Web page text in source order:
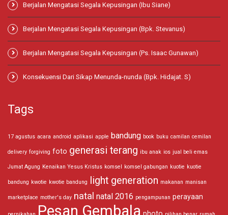
Berjalan Mengatasi Segala Kepusingan (Ibu Siane)
Berjalan Mengatasi Segala Kepusingan (Bpk. Stevanus)
Berjalan Mengatasi Segala Kepusingan (Ps. Isaac Gunawan)
Konsekuensi Dari Sikap Menunda-nunda (Bpk. Hidajat. S)
Tags
17 agustus acara android aplikasi apple bandung book buku camilan cemilan
delivery forgiving foto generasi terang ibu anak ios jual beli emas
Jumat Agung Kenaikan Yesus Kristus komsel komsel gabungan kuotie kuotie
bandung kwotie kwotie bandung light generation makanan manisan
marketplace mother's day natal natal 2016 pengampunan perayaan
Pesan Gembala photo